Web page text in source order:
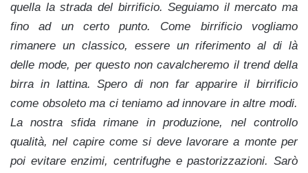
quella la strada del birrificio. Seguiamo il mercato ma
fino ad un certo punto. Come birrificio vogliamo
rimanere un classico, essere un riferimento al di là
delle mode, per questo non cavalcheremo il trend della
birra in lattina. Spero di non far apparire il birrificio
come obsoleto ma ci teniamo ad innovare in altre modi.
La nostra sfida rimane in produzione, nel controllo
qualità, nel capire come si deve lavorare a monte per
poi evitare enzimi, centrifughe e pastorizzazioni. Sarò